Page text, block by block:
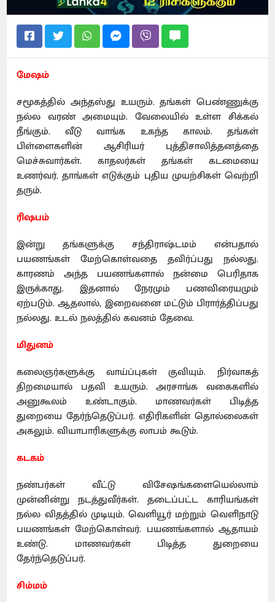
மேஷம்
சமூகத்தில் அந்தஸ்து உயரும். தங்கள் பெண்ணுக்கு
நல்ல வரண் அமையும். வேலையில் உள்ள சிக்கல்
நீங்கும். வீடு வாங்க உகந்த காலம். தங்கள்
பிள்ளைகளின் ஆசிரியர் புத்திசாலித்தனத்தை
மெச்சுவார்கள். காதலர்கள் தங்கள் கடமையை
உணர்வர். தாங்கள் எடுக்கும் புதிய முயற்சிகள் வெற்றி
தரும்.
ரிஷபம்
இன்று தங்களுக்கு சந்திராஷ்டமம் என்பதால்
பயணங்கள் மேற்கொள்வதை தவிர்ப்பது நல்லது.
காரணம் அந்த பயணங்களால் நன்மை பெரிதாக
இருக்காது. இதனால் நேரமும் பணவிரையமும்
ஏற்படும். ஆதலால், இறைவனை மட்டும் பிரார்த்திப்பது
நல்லது. உடல் நலத்தில் கவனம் தேவை.
மிதுனம்
கலைஞர்களுக்கு வாய்ப்புகள் குவியும். நிர்வாகத்
திறமையால் பதவி உயரும். அரசாங்க வகைகளில்
அனுகூலம் உண்டாகும். மாணவர்கள் பிடித்த
துறையை தேர்ந்தெடுப்பர். எதிரிகளின் தொல்லைகள்
அகலும். வியாபாரிகளுக்கு லாபம் கூடும்.
கடகம்
நண்பர்கள் வீட்டு விசேஷங்களையெல்லாம்
முன்னின்று நடத்துவீர்கள். தடைப்பட்ட காரியங்கள்
நல்ல விதத்தில் முடியும். வெளியூர் மற்றும் வெளிநாடு
பயணங்கள் மேற்கொள்வர். பயணங்களால் ஆதாயம்
உண்டு. மாணவர்கள் பிடித்த துறையை
தேர்ந்தெடுப்பர்.
சிம்மம்